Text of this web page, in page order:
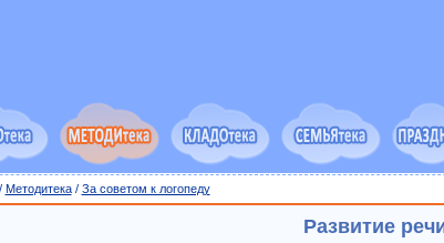
Методитека/ За советом к логопеду
Развитие